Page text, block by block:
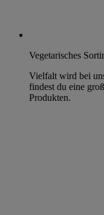
Vegetarisches
Vielfalt wird bei
findest du eine
Produkten.